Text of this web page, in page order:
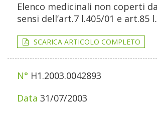
Elenco medicinali non coperti
sensi dell’art.7 l.405/01 e art.85
SCARICA ARTICOLO COMPLETO
H1.2003.0042893
31/07/2003